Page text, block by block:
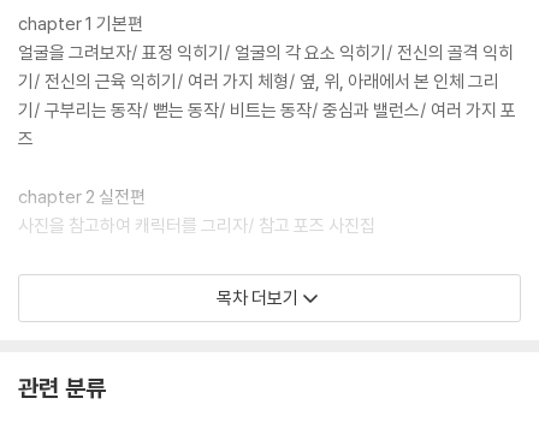
chapter 1 기본편
얼굴을 그려보자/ 표정 익히기/ 얼굴의 각 요소 익히기/ 전신의 골격 익히
기/ 전신의 근육 익히기/ 여러 가지 체형/ 옆, 위, 아래에서 본 인체 그리
기/ 구부리는 동작/ 뻗는 동작/ 비트는 동작/ 중심과 밸런스/ 여러 가지 포
즈
chapter 2 실전편
사진을 참고하여 캐릭터를 그리자/ 참고 포즈 사진집
chapter 3 응용편
개성에 따른 캐릭터 그리기/ 데생으로 성격을 나타내 보자/ 옷 그리는 법/
목차 더보기
관련 분류